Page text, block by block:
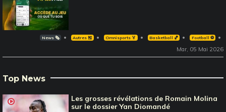
News 🗞️ Autres 🎽 Omnisports 🏅 Basketball 🏀 Football ⚽️
Mar, 05 Mai 2026
Top News
Les grosses révélations de Romain Molina
sur le dossier Yan Diomandé